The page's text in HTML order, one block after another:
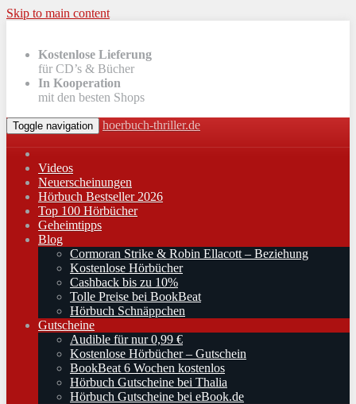
Skip to main content
Kostenlose Lieferung
für CD’s & Bücher
In Kooperation
mit den besten Shops
Toggle navigation hoerbuch-thriller.de
Videos
Neuerscheinungen
Hörbuch Bestseller 2026
Top 100 Hörbücher
Geheimtipps
Blog
Cormoran Strike & Robin Ellacott – Beziehung
Kostenlose Hörbücher
Cashback bis zu 10%
Tolle Preise bei BookBeat
Hörbuch Schnäppchen
Gutscheine
Audible für nur 0,99 €
Kostenlose Hörbücher – Gutschein
BookBeat 6 Wochen kostenlos
Hörbuch Gutscheine bei Thalia
Hörbuch Gutscheine bei eBook.de